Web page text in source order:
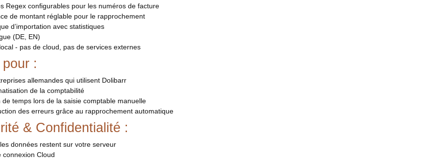
Regex configurables pour les numéros de facture
de montant réglable pour le rapprochement
d’importation avec statistiques
(DE, EN)
- pas de cloud, pas de services externes
:
allemandes qui utilisent Dolibarr
de la comptabilité
de temps lors de la saisie comptable manuelle
des erreurs grâce au rapprochement automatique
& Confidentialité :
données restent sur votre serveur
connexion Cloud